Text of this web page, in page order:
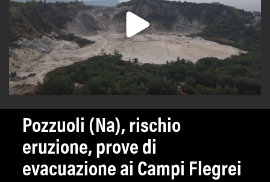
Pozzuoli (Na), rischio
eruzione, prove di
evacuazione ai Campi Flegrei